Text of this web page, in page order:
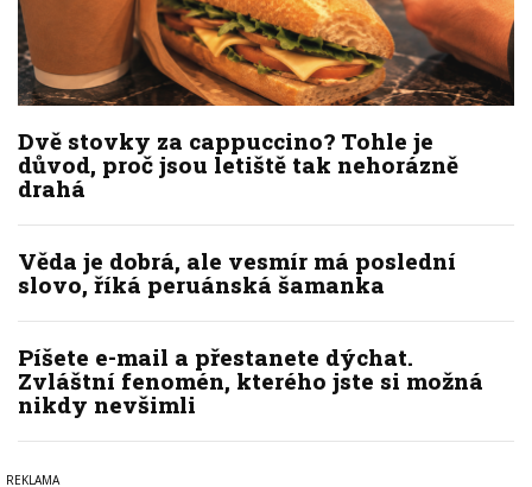
Dvě stovky za cappuccino? Tohle je
důvod, proč jsou letiště tak nehorázně
drahá
Věda je dobrá, ale vesmír má poslední
slovo, říká peruánská šamanka
Píšete e-mail a přestanete dýchat.
Zvláštní fenomén, kterého jste si možná
nikdy nevšimli